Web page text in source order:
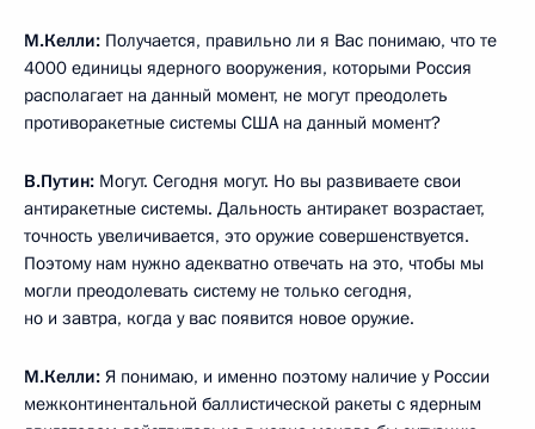
создаётся угроза существованию государства.
М.Келли:Это соответствует нынешней, действующей
российской доктрине об использовании ядерного оружия?
Журналист американского телеканала NBC Мегин Келли.
В.Путин: Совершенно точно. Два повода для ответа
ядерным оружием.
переговоры о новом договоре о сокращении стратегических
наступательных вооружений?